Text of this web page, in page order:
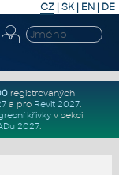
CZ | SK| EN | DE
registrovaných
a pro Revit 2027.
křivkyv sekci
2027.